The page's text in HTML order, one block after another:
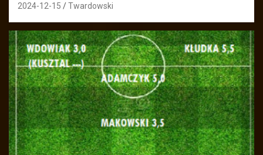
2024-12-15 Twardowski